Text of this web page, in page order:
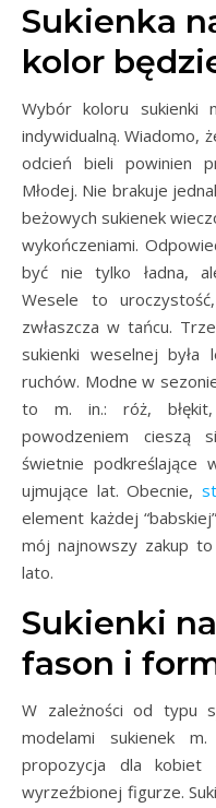
Sukienka
kolor
Wybór koloru sukienki
indywidualną. Wiadomo,
odcień bieli powinien
Młodej. Nie brakuje
beżowych sukienek
wykończeniami.
być nie tylko ładna,
Wesele to
zwłaszcza w tańcu.
sukienki weselnej
ruchów. Modne w
to m. in.: róż,
powodzeniem cieszą
świetnie podkreślające
ujmujące lat. Obecnie,
element każdej
mój najnowszy zakup
lato.
Sukienki
fason i
W zależności od typu
modelami sukienek
propozycja dla kobiet
wyrzeźbionej figurze.